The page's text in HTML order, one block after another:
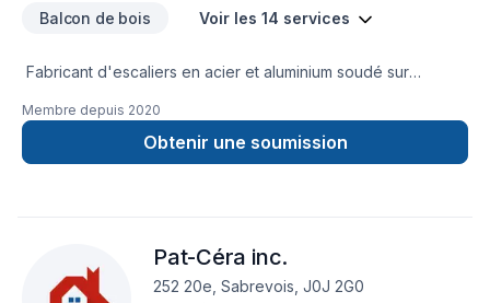
Balcon de bois Voir les 14 services
Fabricant d'escaliers en acier et aluminium soudé sur
fibre de verre , en composite, en bois , en aluminium . Cloture
Membre depuis 2020
Obtenir une soumission
Pat-Céra inc.
252 20e, Sabrevois, J0J 2G0